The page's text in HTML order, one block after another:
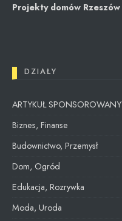
Projekty domów Rzeszów
DZIAŁY
ARTYKUŁ SPONSOROWANY
Biznes, Finanse
Budownictwo, Przemysł
Dom, Ogród
Edukacja, Rozrywka
Moda, Uroda